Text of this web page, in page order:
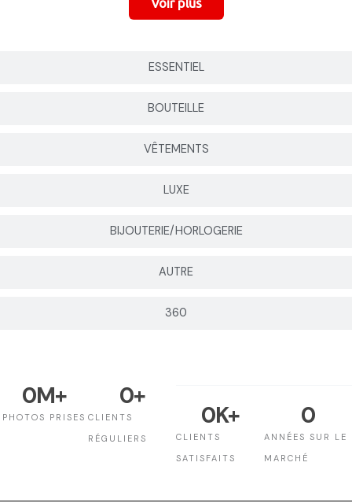
ESSENTIEL
BOUTEILLE
VÊTEMENTS
LUXE
BIJOUTERIE/HORLOGERIE
AUTRE
360
PHOTOS PRISES
0M+
CLIENTS
RÉGULIERS
0+
CLIENTS
SATISFAITS
0K+
ANNÉES SUR LE
MARCHÉ
0